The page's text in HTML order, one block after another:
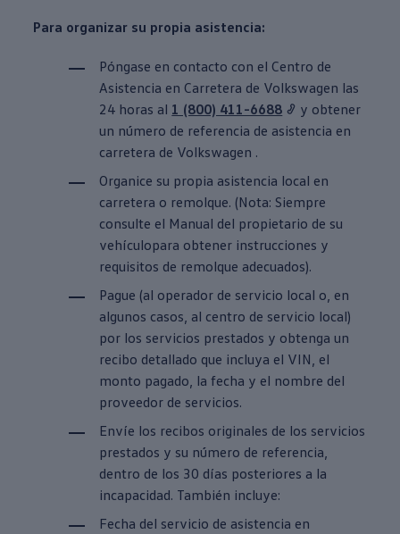
Para organizar su propia asistencia:
Póngase en contacto con el Centro de
Asistencia en Carretera de Volkswagen las
24 horas al 1 (800) 411-6688
y obtener
un número de referencia de asistencia en
carretera de Volkswagen .
Organice su propia asistencia local en
carretera o remolque. (Nota: Siempre
consulte el Manual del propietario de su
vehículopara obtener instrucciones y
requisitos de remolque adecuados).
Pague (al operador de servicio local o, en
algunos casos, al centro de servicio local)
por los servicios prestados y obtenga un
recibo detallado que incluya el VIN, el
monto pagado, la fecha y el nombre del
proveedor de servicios.
Envíe los recibos originales de los servicios
prestados y su número de referencia,
dentro de los 30 días posteriores a la
incapacidad. También incluye:
Fecha del servicio de asistencia en